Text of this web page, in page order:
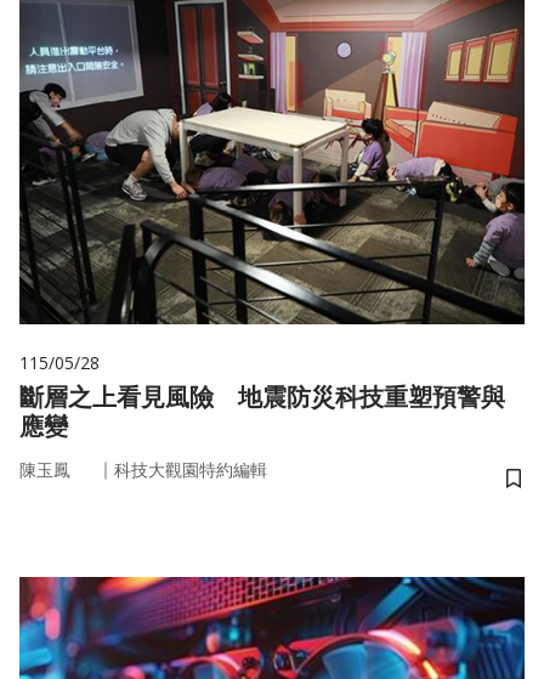
115/05/28
斷層之上看見風險 地震防災科技重塑預警與
應變
陳玉鳳 ｜ 科技大觀園特約編輯
儲